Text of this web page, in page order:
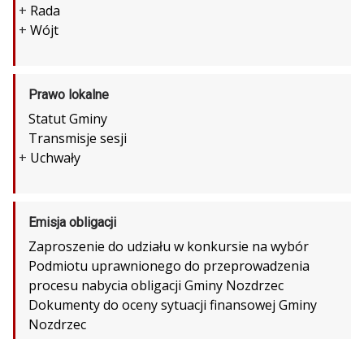
+ Rada
+ Wójt
Prawo lokalne
Statut Gminy
Transmisje sesji
+ Uchwały
Emisja obligacji
Zaproszenie do udziału w konkursie na wybór
Podmiotu uprawnionego do przeprowadzenia
procesu nabycia obligacji Gminy Nozdrzec
Dokumenty do oceny sytuacji finansowej Gminy
Nozdrzec